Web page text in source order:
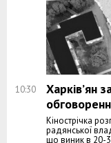
10:30
Харків’ян
Кінострічка
радянської
що виник в 20-